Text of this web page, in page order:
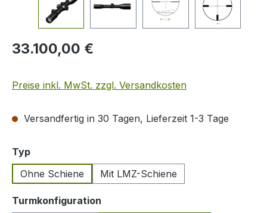
Regulärer Preis:
33.100,00 €
Preise inkl. MwSt. zzgl. Versandkosten
Versandfertig in 30 Tagen, Lieferzeit 1-3 Tage
Typauswählen
Ohne Schiene
Mit LMZ-Schiene
Turmkonfiguration